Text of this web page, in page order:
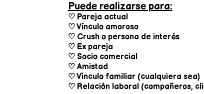
Puede realizarse para:
♡ Pareja actual
♡ Vínculo amoroso
♡ Crush o persona de interés
♡ Ex pareja
♡ Socio comercial
♡ Amistad
♡ Vìnculo familiar (cualquiera sea)
♡ Relación laboral (compañeros,